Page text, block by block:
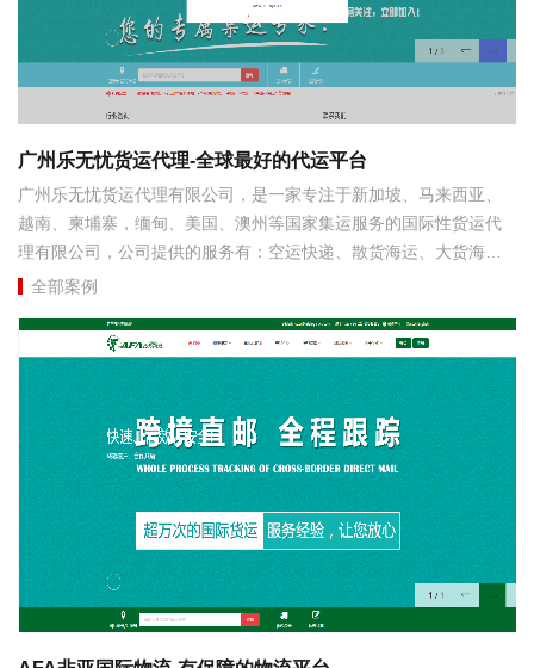
广州乐无忧货运代理-全球最好的代运平台
广州乐无忧货运代理有限公司，是一家专注于新加坡、马来西亚、
越南、柬埔寨，缅甸、美国、澳州等国家集运服务的国际性货运代
理有限公司，公司提供的服务有：空运快递、散货海运、大货海
运、海运快递、陆运快递。我们凭借着价格优势，服务优势，信誉
全部案例